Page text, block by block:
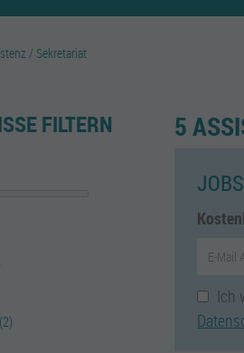
/ Sekretariat
FILTERN 5
Ich